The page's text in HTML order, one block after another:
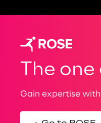
The
Gain expertise